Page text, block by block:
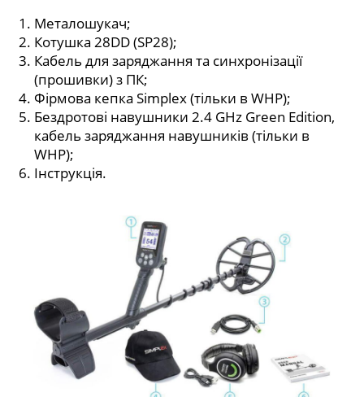
Металошукач;
Котушка 28DD (SP28);
Кабель для заряджання та синхронізації
(прошивки) з ПК;
Фірмова кепка Simplex (тільки в WHP);
Бездротові навушники 2.4 GHz Green Edition,
кабель заряджання навушників (тільки в
WHP);
Інструкція.